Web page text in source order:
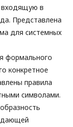
входящую в
Представлена
для системных
формального
конкретное
правила
символами.